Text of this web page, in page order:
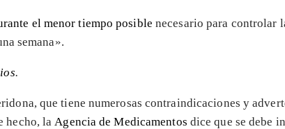
el menor tiempo posible necesario para controlar
semana».
.
que tiene numerosas contraindicaciones y
hecho, laAgencia de Medicamentos dice que se debe